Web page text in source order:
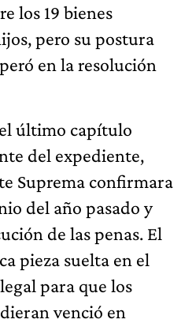
los 19 bienes
pero su postura
en la resolución
último capítulo
del expediente,
Suprema confirmara
del año pasado y
de las penas. El
pieza suelta en el
para que los
venció en